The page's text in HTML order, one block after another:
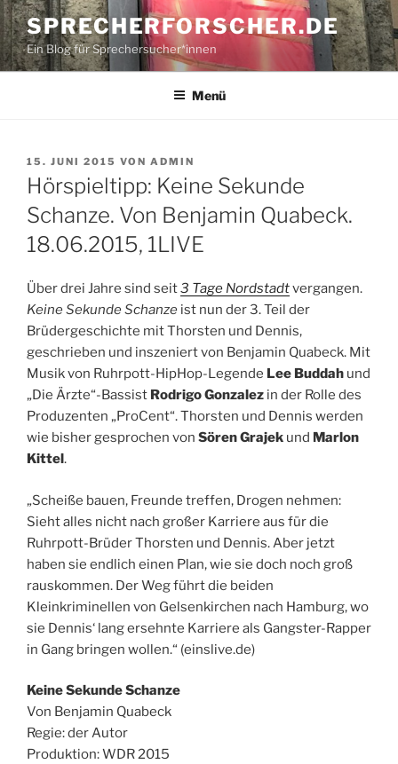
Zum
Inhalt
springen
SPRECHERFORSCHER.DE
Ein Blog für Sprechersucher*innen
Menü
VERÖFFENTLICHT
AM
15. JUNI 2015 VON ADMIN
Hörspieltipp: Keine Sekunde
Schanze. Von Benjamin Quabeck.
18.06.2015, 1LIVE
Über drei Jahre sind seit3 Tage Nordstadtvergangen.
Keine Sekunde Schanze ist nun der 3. Teil der
Brüdergeschichte mit Thorsten und Dennis,
geschrieben und inszeniert von Benjamin Quabeck. Mit
Musik von Ruhrpott-HipHop-Legende Lee Buddah und
„Die Ärzte“-Bassist Rodrigo Gonzalez in der Rolle des
Produzenten „ProCent“. Thorsten und Dennis werden
wie bisher gesprochen von Sören Grajek und Marlon
Kittel.
„Scheiße bauen, Freunde treffen, Drogen nehmen:
Sieht alles nicht nach großer Karriere aus für die
Ruhrpott-Brüder Thorsten und Dennis. Aber jetzt
haben sie endlich einen Plan, wie sie doch noch groß
rauskommen. Der Weg führt die beiden
Kleinkriminellen von Gelsenkirchen nach Hamburg, wo
sie Dennis‘ lang ersehnte Karriere als Gangster-Rapper
in Gang bringen wollen.“ (einslive.de)
Keine Sekunde Schanze
Von Benjamin Quabeck
Regie: der Autor
Produktion: WDR 2015